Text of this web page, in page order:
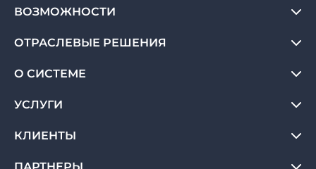
ВОЗМОЖНОСТИ
ОТРАСЛЕВЫЕ РЕШЕНИЯ
О СИСТЕМЕ
УСЛУГИ
КЛИЕНТЫ